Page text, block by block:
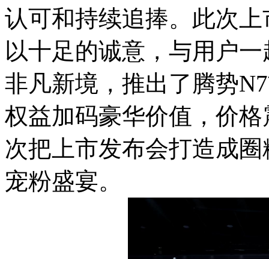
认可和持续追捧。此次
以十足的诚意，与用户
非凡新境，推出了腾势
权益加码豪华价值，价
次把上市发布会打造成
宠粉盛宴。